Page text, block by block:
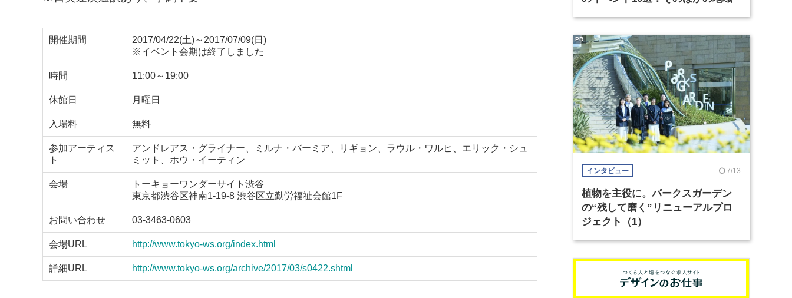
開催期間
2017/04/22(土)～2017/07/09(日)
※イベント会期は終了しました
時間 11:00～19:00
休館日 月曜日
入場料 無料
参加アーティス
ト
アンドレアス・グライナー、ミルナ・バーミア、リギョン、ラウル・ワルヒ、エリック・シュ
ミット、ホウ・イーティン
会場
トーキョーワンダーサイト渋谷
東京都渋谷区神南1-19-8 渋谷区立勤労福祉会館1F
お問い合わせ 03-3463-0603
会場URL http://www.tokyo-ws.org/index.html
詳細URL http://www.tokyo-ws.org/archive/2017/03/s0422.shtml
インタビュー 7/13
植物を主役に。パークスガーデン
の“残して磨く”リニューアルプロ
ジェクト（1）
PR